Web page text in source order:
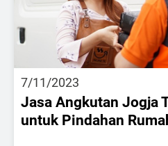
7/11/2023
Jasa Angkutan Jogja
untuk Pindahan